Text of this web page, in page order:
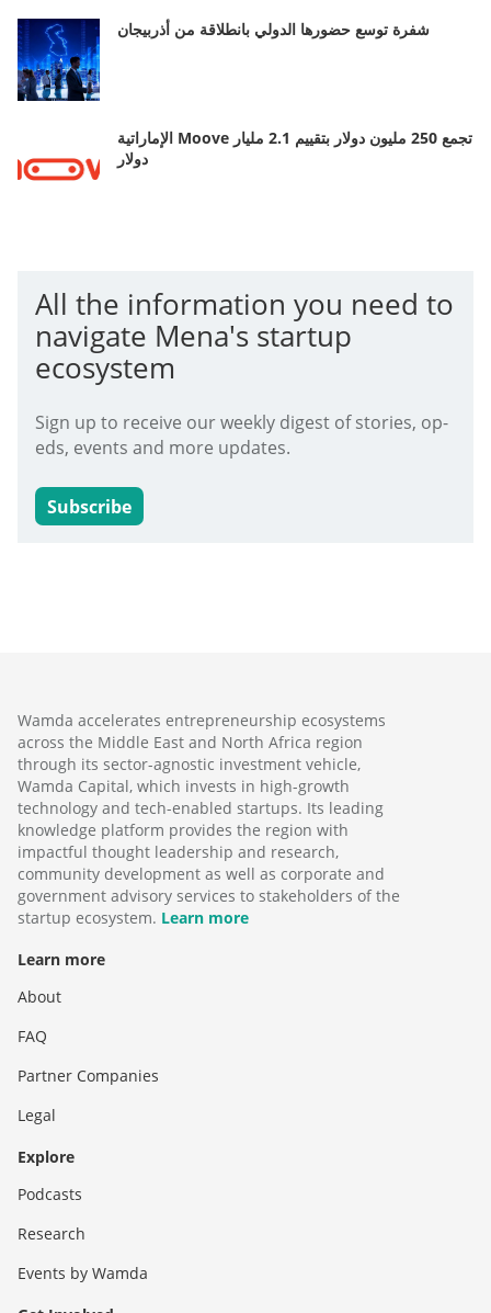
شفرة توسع حضورها الدولي بانطلاقة من أذربيجان
الإماراتية Moove تجمع 250 مليون دولار بتقييم 2.1 مليار
دولار
All the information you need to
navigate Mena's startup
ecosystem
Sign up to receive our weekly digest of stories, op-
eds, events and more updates.
Subscribe
Wamda accelerates entrepreneurship ecosystems
across the Middle East and North Africa region
through its sector-agnostic investment vehicle,
Wamda Capital, which invests in high-growth
technology and tech-enabled startups. Its leading
knowledge platform provides the region with
impactful thought leadership and research,
community development as well as corporate and
government advisory services to stakeholders of the
startup ecosystem. Learn more
Learn more
About
FAQ
Partner Companies
Legal
Explore
Podcasts
Research
Events by Wamda